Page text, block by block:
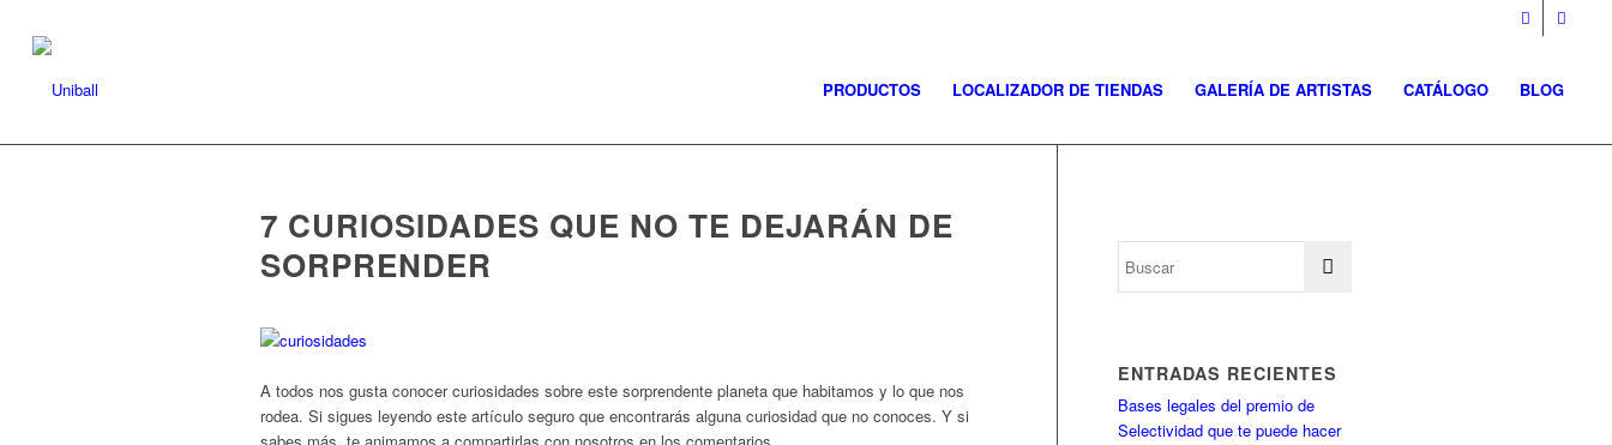
PRODUCTOS LOCALIZADOR DE TIENDAS GALERÍA DE ARTISTAS CATÁLOGO BLOG
7 CURIOSIDADES QUE NO TE DEJARÁN DE
SORPRENDER
A todos nos gusta conocer curiosidades sobre este sorprendente planeta que habitamos y lo que nos
rodea. Si sigues leyendo este artículo seguro que encontrarás alguna curiosidad que no conoces. Y si
ENTRADAS RECIENTES
Bases legales del premio de
Selectividad que te puede hacer